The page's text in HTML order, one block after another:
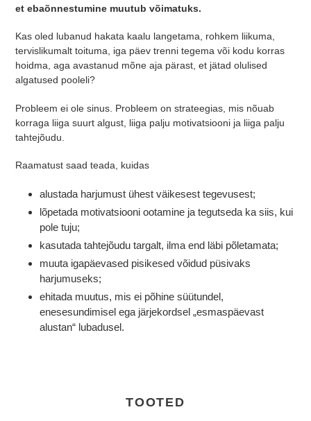
et ebaõnnestumine muutub võimatuks.
Kas oled lubanud hakata kaalu langetama, rohkem liikuma,
tervislikumalt toituma, iga päev trenni tegema või kodu korras
hoidma, aga avastanud mõne aja pärast, et jätad olulised
algatused pooleli?
Probleem ei ole sinus. Probleem on strateegias, mis nõuab
korraga liiga suurt algust, liiga palju motivatsiooni ja liiga palju
tahtejõudu.
Raamatust saad teada, kuidas
alustada harjumust ühest väikesest tegevusest;
lõpetada motivatsiooni ootamine ja tegutseda ka siis, kui
pole tuju;
kasutada tahtejõudu targalt, ilma end läbi põletamata;
muuta igapäevased pisikesed võidud püsivaks
harjumuseks;
ehitada muutus, mis ei põhine süütundel,
enesesundimisel ega järjekordsel „esmaspäevast
alustan“ lubadusel.
TOOTED